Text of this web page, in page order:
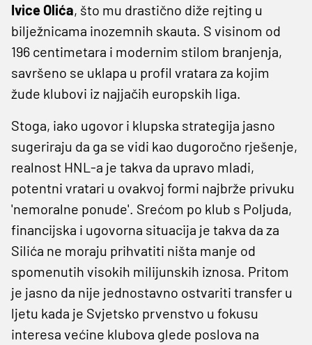
Ivice Olića, što mu drastično diže rejting u
bilježnicama inozemnih skauta. S visinom od
196 centimetara i modernim stilom branjenja,
savršeno se uklapa u profil vratara za kojim
žude klubovi iz najjačih europskih liga.
Stoga, iako ugovor i klupska strategija jasno
sugeriraju da ga se vidi kao dugoročno rješenje,
realnost HNL-a je takva da upravo mladi,
potentni vratari u ovakvoj formi najbrže privuku
'nemoralne ponude'. Srećom po klub s Poljuda,
financijska i ugovorna situacija je takva da za
Silića ne moraju prihvatiti ništa manje od
spomenutih visokih milijunskih iznosa. Pritom
je jasno da nije jednostavno ostvariti transfer u
ljetu kada je Svjetsko prvenstvo u fokusu
interesa većine klubova glede poslova na